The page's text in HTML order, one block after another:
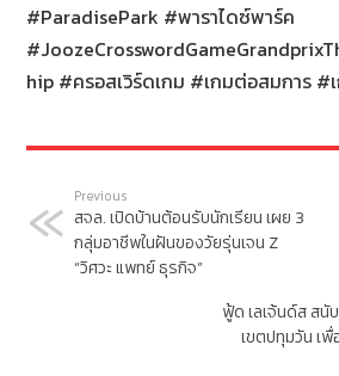
#ParadisePark #พาราไดซ์พาร์ค
hip #ครอสเวิร์ดเกม #เกมต่อสมการ #
Previous
สจล. เปิดบ้านต้อนรับนักเรียน เผย 3
กลุ่มอาชีพในฝันของวัยรุ่นเจน Z
“วิศวะ แพทย์ ธุรกิจ”
ฟู้ด เลเจ้นด์ส สนั
เขตปทุมวัน เ